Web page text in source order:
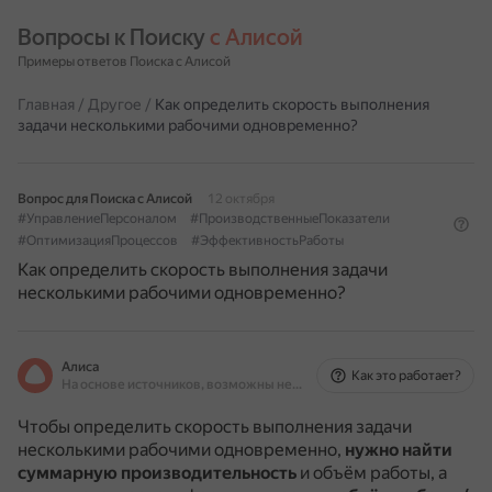
Вопросы к Поиску с Алисой
Примеры ответов Поиска с Алисой
Главная / Другое / Как определить скорость выполнения
задачи несколькими рабочими одновременно?
Вопрос для Поиска с Алисой
12 октября
#УправлениеПерсоналом
#ПроизводственныеПоказатели
#ОптимизацияПроцессов
#ЭффективностьРаботы
Как определить скорость выполнения задачи
несколькими рабочими одновременно?
Алиса
На основе источников, возможны неточности
Как это работает?
Чтобы определить скорость выполнения задачи
несколькими рабочими одновременно, нужно найти
суммарную производительность и объём работы, а